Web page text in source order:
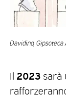
Davidino,
Il 2023 sarà